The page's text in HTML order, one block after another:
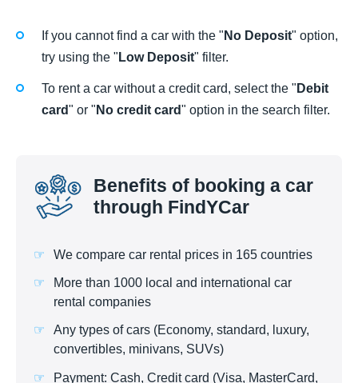
If you cannot find a car with the " No Deposit" option,
try using the " Low Deposit" filter.
To rent a car without a credit card, select the " Debit
card" or " No credit card" option in the search filter.
Benefits of booking a car
through FindYCar
We compare car rental prices in 165 countries
More than 1000 local and international car
rental companies
Any types of cars (Economy, standard, luxury,
convertibles, minivans, SUVs)
Payment: Cash, Credit card (Visa, MasterCard,